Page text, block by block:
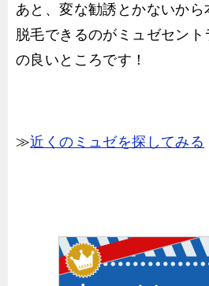
あと、変な勧誘とかないか
脱毛できるのがミュゼセン
の良いところです！
≫近くのミュゼを探してみる